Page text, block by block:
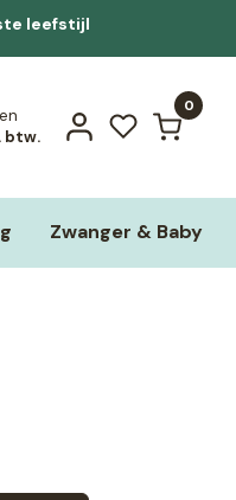
leefstijl
btw.
0
Zwanger & Baby